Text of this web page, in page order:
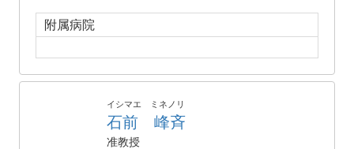
附属病院
イシマエ ミネノリ
石前 峰斉
准教授